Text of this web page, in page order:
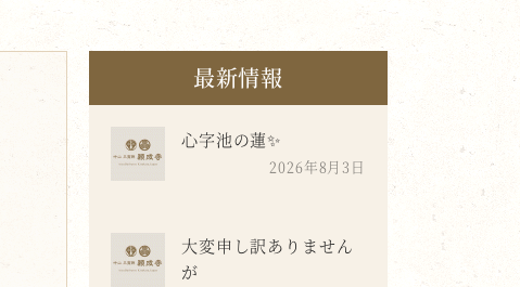
最新情報
心字池の蓮✨
2026年8月3日
大変申し訳ありません
が